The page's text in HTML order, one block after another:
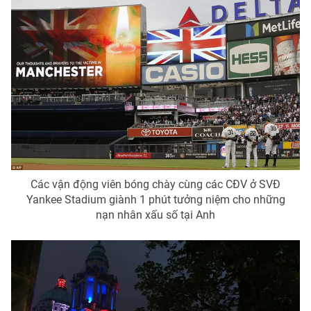
Các vận động viên bóng chày cùng các CĐV ở SVĐ
Yankee Stadium giành 1 phút tưởng niệm cho những
nạn nhân xấu số tại Anh